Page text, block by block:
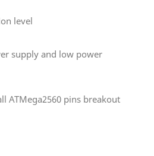
level
supply and low power
ATMega2560 pins breakout